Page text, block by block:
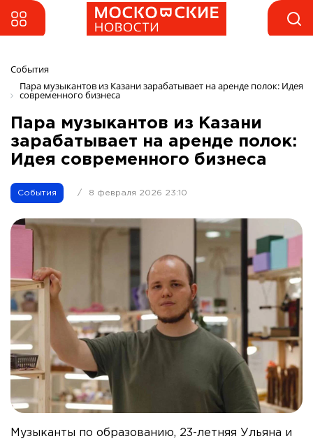
События
Пара музыкантов из Казани зарабатывает на аренде полок: Идея
современного бизнеса
Пара музыкантов из Казани
зарабатывает на аренде полок:
Идея современного бизнеса
События / 8 февраля 2026 23:10
Музыканты по образованию, 23-летняя Ульяна и